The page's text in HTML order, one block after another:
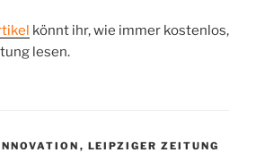
könnt ihr, wie immer kostenlos,
lesen.
, LEIPZIGER ZEITUNG